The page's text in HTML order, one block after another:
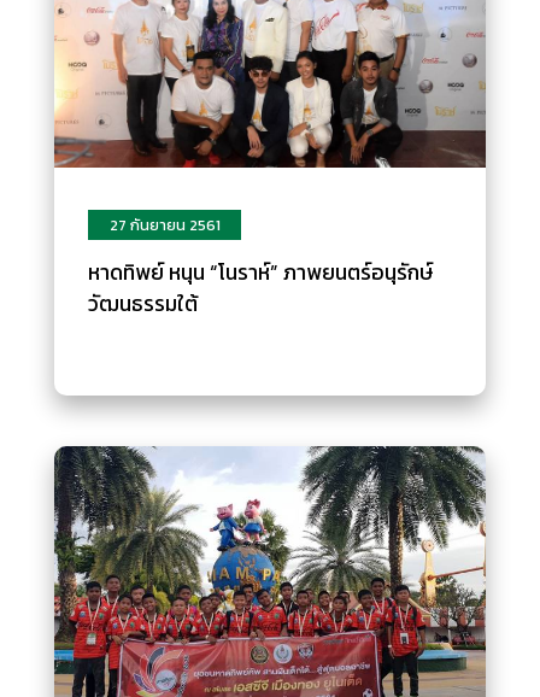
27 กันยายน 2561
หาดทิพย์ หนุน “โนราห์” ภาพยนตร์อนุรักษ์
วัฒนธรรมใต้